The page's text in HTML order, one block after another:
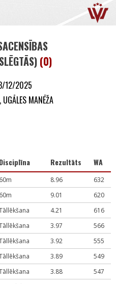
(0)
12/2025
MANĒŽA
Disciplīna Rezultāts WA
60m 8.96
632
60m 9.01
620
4.21
616
3.97
566
3.92
555
3.89
549
3.88
547